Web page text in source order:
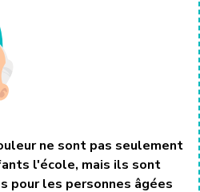
ne sont pas seulement
l'école, mais ils sont
pour les personnes âgées